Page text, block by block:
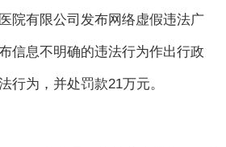
院有限公司发布网络虚假违法广
信息不明确的违法行为作出行政
行为，并处罚款21万元。